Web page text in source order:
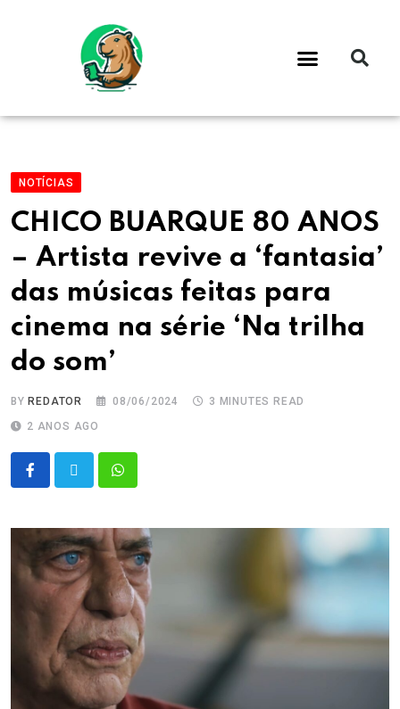
NOTÍCIAS
CHICO BUARQUE 80 ANOS
– Artista revive a ‘fantasia’
das músicas feitas para
cinema na série ‘Na trilha
do som’
BY REDATOR 08/06/2024
3 MINUTES READ
2 ANOS AGO